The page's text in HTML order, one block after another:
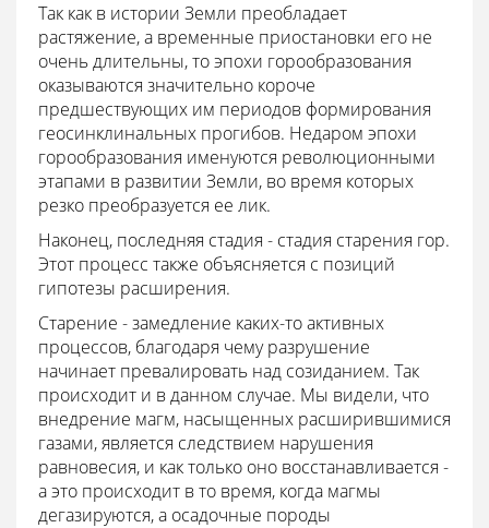
Так как в истории Земли преобладает
растяжение, а временные приостановки его не
очень длительны, то эпохи горообразования
оказываются значительно короче
предшествующих им периодов формирования
геосинклинальных прогибов. Недаром эпохи
горообразования именуются революционными
этапами в развитии Земли, во время которых
резко преобразуется ее лик.
Наконец, последняя стадия - стадия старения гор.
Этот процесс также объясняется с позиций
гипотезы расширения.
Старение - замедление каких-то активных
процессов, благодаря чему разрушение
начинает превалировать над созиданием. Так
происходит и в данном случае. Мы видели, что
внедрение магм, насыщенных расширившимися
газами, является следствием нарушения
равновесия, и как только оно восстанавливается -
а это происходит в то время, когда магмы
дегазируются, а осадочные породы